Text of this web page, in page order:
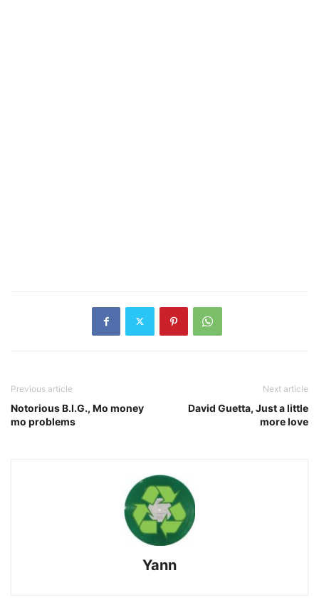
Previous article
Notorious B.I.G., Mo money
mo problems
Next article
David Guetta, Just a little
more love
Yann